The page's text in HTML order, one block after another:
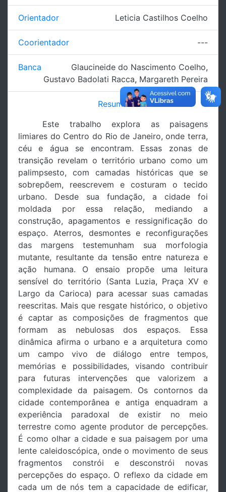
Orientador Leticia Castilhos Coelho
Coorientador ---
Banca Glaucineide do Nascimento Coelho,
Gustavo Badolati Racca, Margareth Pereira
Resumo
Este trabalho explora as paisagens
limiares do Centro do Rio de Janeiro, onde terra,
céu e água se encontram. Essas zonas de
transição revelam o território urbano como um
palimpsesto, com camadas históricas que se
sobrepõem, reescrevem e costuram o tecido
urbano. Desde sua fundação, a cidade foi
moldada por essa relação, mediando a
construção, apagamentos e ressignificação do
espaço. Aterros, desmontes e reconfigurações
das margens testemunham sua morfologia
mutante, resultante da tensão entre natureza e
ação humana. O ensaio propõe uma leitura
sensível do território (Santa Luzia, Praça XV e
Largo da Carioca) para acessar suas camadas
reescritas. Mais que resgate histórico, o objetivo
é captar as composições de fragmentos que
formam as nebulosas dos espaços. Essa
dinâmica afirma o urbano e a arquitetura como
um campo vivo de diálogo entre tempos,
memórias e possibilidades, visando contribuir
para futuras intervenções que valorizem a
complexidade da paisagem. Os contornos da
cidade contemporânea e antiga enquadram a
experiência paradoxal de existir no meio
terrestre como agente produtor de percepções.
É como olhar a cidade e sua paisagem por uma
lente caleidoscópica, onde o movimento de seus
fragmentos constrói e desconstrói novas
percepções do espaço. O reflexo da cidade em
cada um de nós tem a capacidade de edificar,